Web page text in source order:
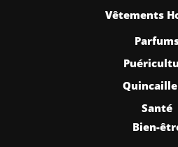
Vêtements
Santé
Bien-